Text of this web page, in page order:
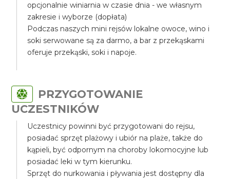
opcjonalnie winiarnia w czasie dnia - we własnym
zakresie i wyborze (dopłata)
Podczas naszych mini rejsów lokalne owoce, wino i
soki serwowane są za darmo, a bar z przekąskami
oferuje przekąski, soki i napoje.
PRZYGOTOWANIE
UCZESTNIKÓW
Uczestnicy powinni być przygotowani do rejsu,
posiadać sprzęt plażowy i ubiór na plaże, także do
kąpieli, być odpornym na choroby lokomocyjne lub
posiadać leki w tym kierunku.
Sprzęt do nurkowania i pływania jest dostępny dla